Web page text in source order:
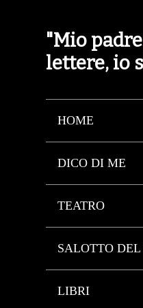
"Mio
lettere, io
HOME
DICO DI ME
TEATRO
SALOTTO
LIBRI